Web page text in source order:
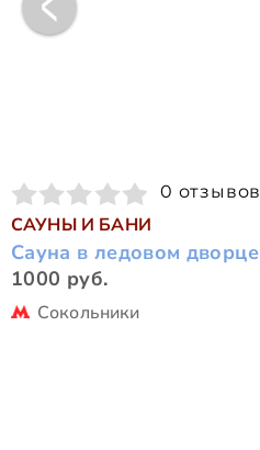
0 отзывов
САУНЫ И БАНИ
Сауна в ледовом дворце
1000 руб.
Сокольники